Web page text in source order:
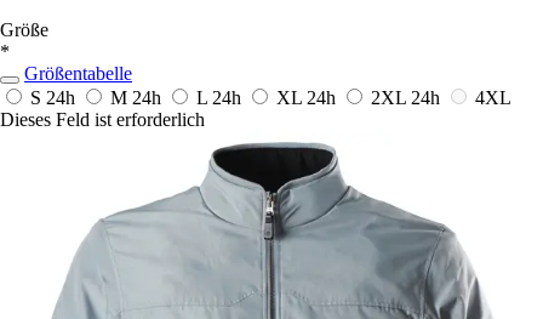
Größe
*
Größentabelle
S 24h M 24h L 24h XL 24h 2XL 24h
4XL
Dieses Feld ist erforderlich